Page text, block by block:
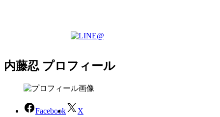
内藤忍 プロフィール
Facebook X